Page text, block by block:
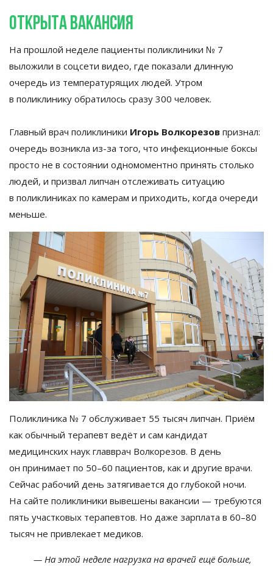
открыта вакансия
На прошлой неделе пациенты поликлиники № 7
выложили в соцсети видео, где показали длинную
очередь из температурящих людей. Утром
в поликлинику обратилось сразу 300 человек.
Главный врач поликлиники Игорь Волкорезов признал:
очередь возникла из-за того, что инфекционные боксы
просто не в состоянии одномоментно принять столько
людей, и призвал липчан отслеживать ситуацию
в поликлиниках по камерам и приходить, когда очереди
меньше.
Поликлиника № 7 обслуживает 55 тысяч липчан. Приём
как обычный терапевт ведёт и сам кандидат
медицинских наук главврач Волкорезов. В день
он принимает по 50–60 пациентов, как и другие врачи.
Сейчас рабочий день затягивается до глубокой ночи.
На сайте поликлиники вывешены вакансии — требуются
пять участковых терапевтов. Но даже зарплата в 60–80
тысяч не привлекает медиков.
— На этой неделе нагрузка на врачей ещё больше,